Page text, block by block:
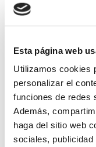
Esta página web
Utilizamos cookies
personalizar el
funciones de redes
Además,
haga del sitio web
sociales,
nuestra